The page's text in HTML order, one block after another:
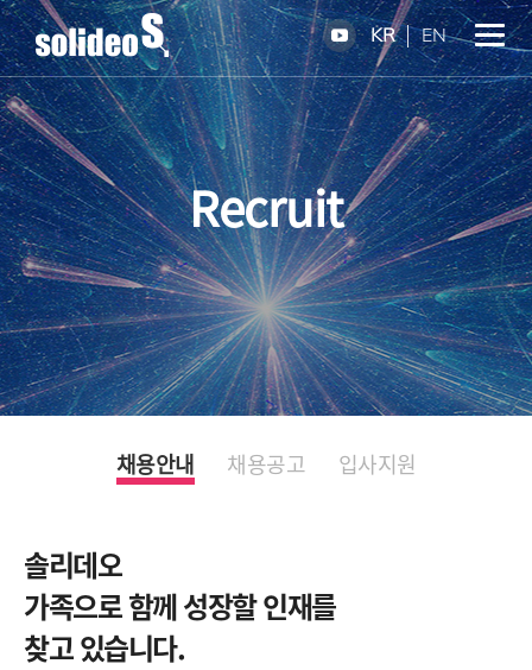
KR EN
Recruit
채용안내 채용공고 입사지원
솔리데오
가족으로 함께 성장할 인재를
찾고 있습니다.